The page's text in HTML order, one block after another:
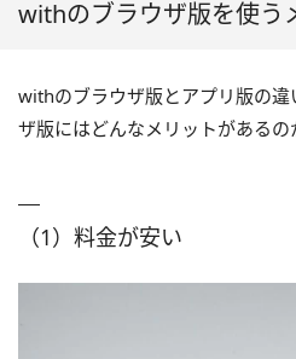
withのブラウザ版を使う
withのブラウザ版とアプリ版の違
ザ版にはどんなメリットがあるの
（1）料金が安い